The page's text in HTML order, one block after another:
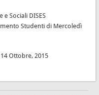
Sociali DISES
Studenti di Mercoledì
Ottobre, 2015